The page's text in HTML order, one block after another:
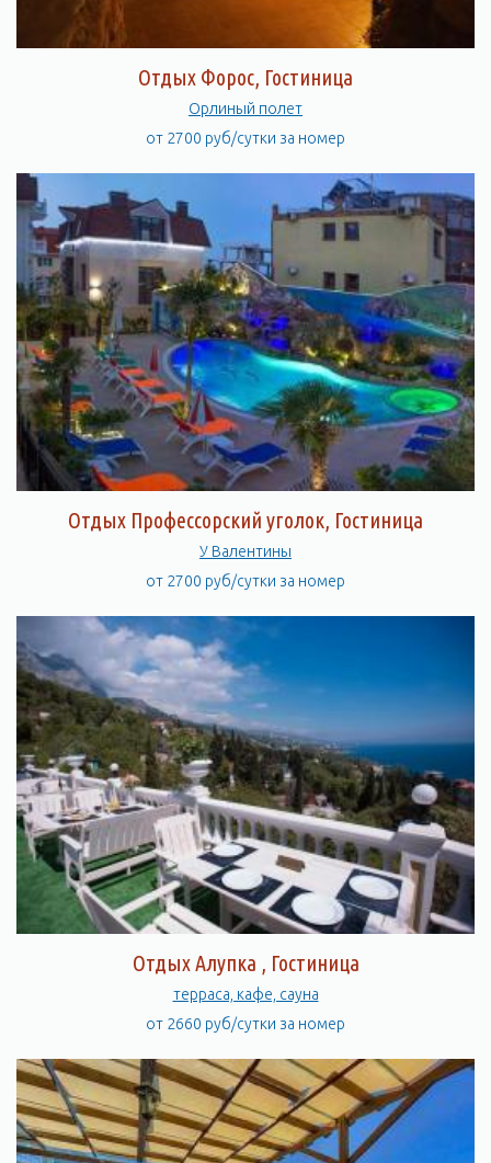
Отдых Форос, Гостиница
Орлиный полет
от 2700 руб/сутки за номер
Отдых Профессорский уголок, Гостиница
У Валентины
от 2700 руб/сутки за номер
Отдых Алупка , Гостиница
терраса, кафе, сауна
от 2660 руб/сутки за номер